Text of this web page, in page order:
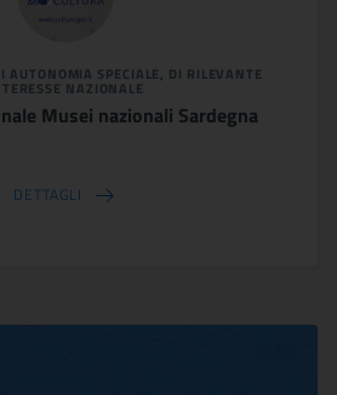
AUTONOMIA SPECIALE, DI RILEVANTE
NAZIONALE
Musei nazionali Sardegna
DETTAGLI